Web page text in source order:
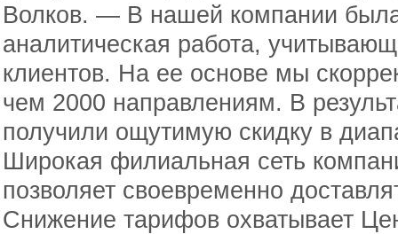
Волков. — В нашей компании
аналитическая работа,
клиентов. На ее основе мы
чем 2000 направлениям. В
получили ощутимую скидку в
Широкая филиальная сеть
позволяет своевременно
Снижение тарифов охватывает